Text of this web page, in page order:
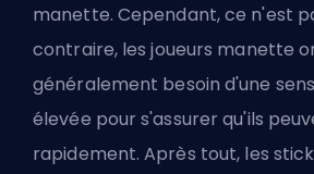
manette. Cependant, ce n'est
contraire, les joueurs manette
généralement besoin d'une
élevée pour s'assurer qu'ils
rapidement. Après tout, les